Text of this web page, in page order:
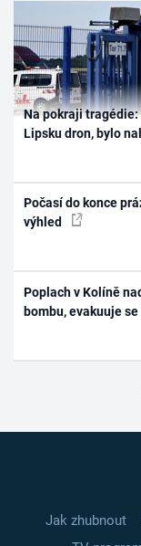
Na pokraji
Lipsku dron, bylo
Počasí do konce
výhled
Poplach v Kolíně
bombu, evakuuje
Jak zhubnout